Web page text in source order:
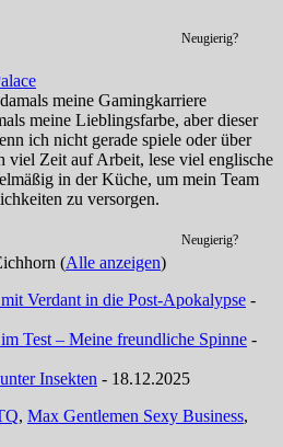
Neugierig?
meine Gamingkarriere
meine Lieblingsfarbe, aber dieser
ich nicht gerade spiele oder über
viel Zeit auf Arbeit, lese viel englische
in der Küche, um mein Team
zu versorgen.
Neugierig?
(Alle anzeigen)
Verdant in die Post-Apokalypse -
Test – Meine freundliche Spinne -
Insekten - 18.12.2025
, Max Gentlemen Sexy Business,